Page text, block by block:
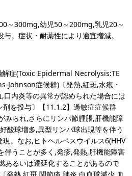
～300mg,幼児50～200mg,乳児20～
。症状・耐薬性により適宜増減。
解症(Toxic Epidermal Necrolysis:TE
Johnson症候群)〔発熱,紅斑,水疱・
内炎等の異常が認められた場合には
を投与〕【11.1.2】過敏症症候群
みられ,さらにリンパ節腫脹,肝機能障
酸球増多,異型リンパ球出現等を伴う
。なお,ヒトヘルペスウイルス6(HHV
伴うことが多く,発疹,発熱,肝機能障害
あるいは遷延化することがあるので